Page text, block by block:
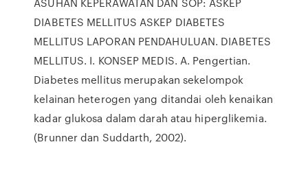
DIABETES MELLITUS ASKEP DIABETES
MELLITUS LAPORAN PENDAHULUAN. DIABETES
MELLITUS. I. KONSEP MEDIS. A. Pengertian.
Diabetes mellitus merupakan sekelompok
kelainan heterogen yang ditandai oleh kenaikan
kadar glukosa dalam darah atau hiperglikemia.
(Brunner dan Suddarth, 2002).